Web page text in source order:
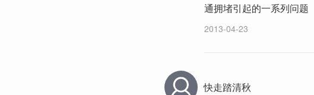
通拥堵引起的一系列问题
2013-04-23
快走踏清秋